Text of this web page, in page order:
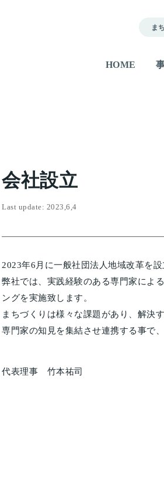
ま
HOME
会社設立
Last update: 2023,6,4
2023年6月に一般社団法人地域改革を設
弊社では、実践経験のある専門家によ
ングを実施致します。
まちづくりは様々な課題があり、解決
専門家の知見を集結させ連携する事で
代表理事 竹本祐司